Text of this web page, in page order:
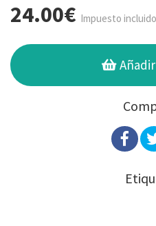
24.00€ Impuesto incluido